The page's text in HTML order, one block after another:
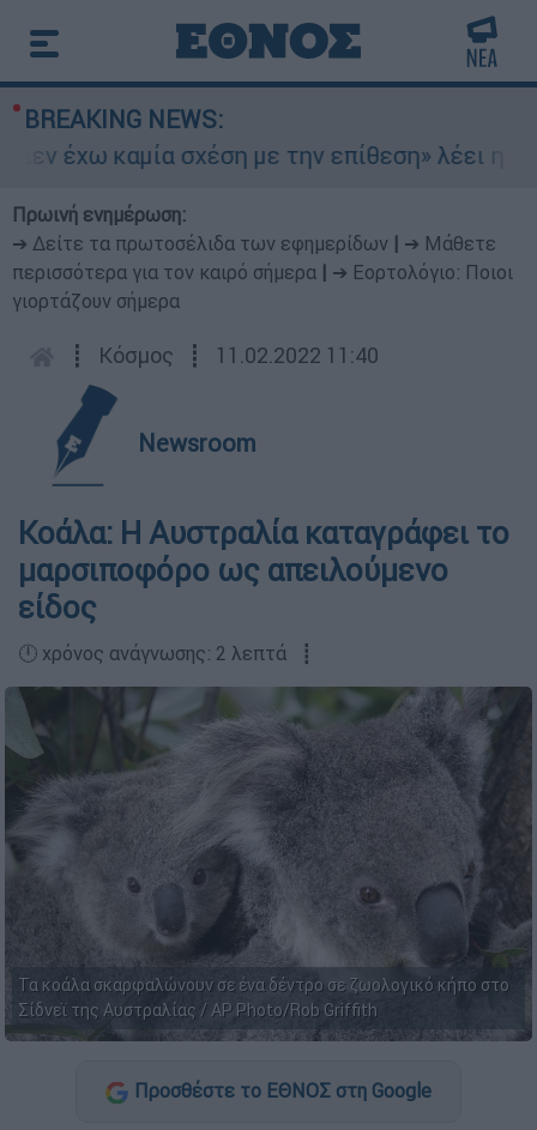
BREAKING NEWS:
έχω καμία σχέση με την επίθεση» λέει η
Πρωινή ενημέρωση:
➔ Δείτε τα πρωτοσέλιδα των εφημερίδων
➔ Μάθετε
περισσότερα για τον καιρό σήμερα
➔ Εορτολόγιο: Ποιοι
γιορτάζουν σήμερα
┋ Κόσμος ┋ 11.02.2022 11:40
Newsroom
Κοάλα: Η Αυστραλία καταγράφει το
μαρσιποφόρο ως απειλούμενο
είδος
🕛 χρόνος ανάγνωσης: 2 λεπτά ┋
Τα κοάλα σκαρφαλώνουν σε ένα δέντρο σε ζωολογικό κήπο στο
Σίδνεϊ της Αυστραλίας / AP Photo/Rob Griffith
Προσθέστε το ΕΘΝΟΣ στη Google